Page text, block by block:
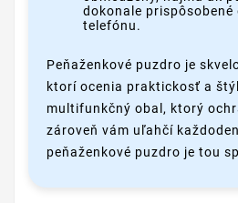
dokonale prispôsobené
telefónu.
Peňaženkové puzdro je
ktorí ocenia praktickosť a
multifunkčný obal, ktorý
zároveň vám uľahčí
peňaženkové puzdro je tou